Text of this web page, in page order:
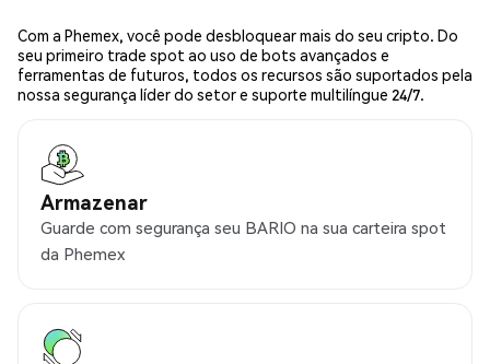
Com a Phemex, você pode desbloquear mais do seu cripto. Do
seu primeiro trade spot ao uso de bots avançados e
ferramentas de futuros, todos os recursos são suportados pela
nossa segurança líder do setor e suporte multilíngue 24/7.
Armazenar
Guarde com segurança seu BARIO na sua carteira spot
da Phemex